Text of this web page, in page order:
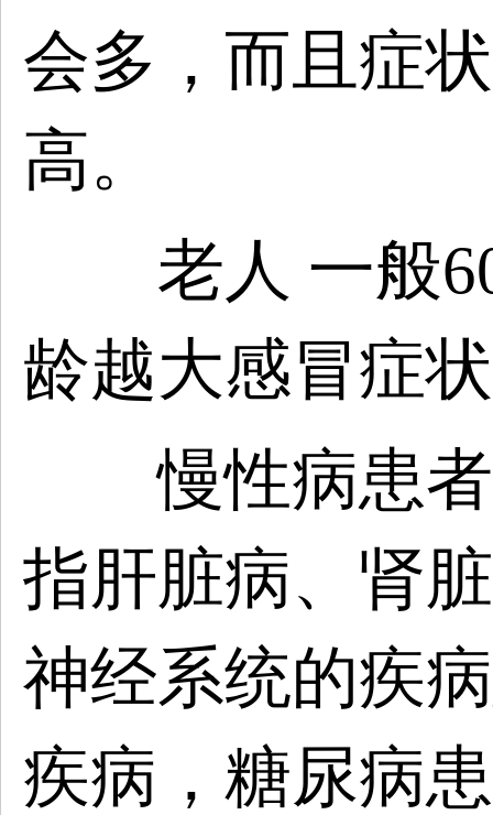
会多，而且症
高。
老人 一般60
龄越大感冒症
慢性病患者
指肝脏病、肾
神经系统的疾
疾病，糖尿病